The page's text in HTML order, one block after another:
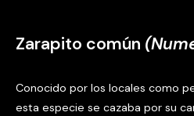
Zarapito común
Conocido por los locales como
esta especie se cazaba por su